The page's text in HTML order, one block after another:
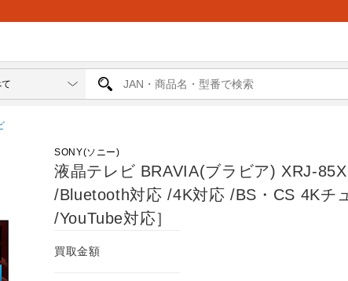
SONY(ソニー)
液晶テレビ BRAVIA(ブラビア) XRJ-
/Bluetooth対応 /4K対応 /BS・CS 4Kチ
/YouTube対応］
買取金額